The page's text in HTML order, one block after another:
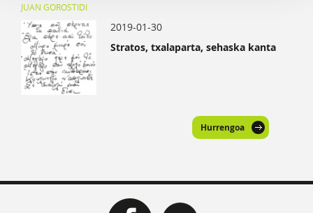
JUAN GOROSTIDI
2019-01-30
Stratos, txalaparta, sehaska kanta
Hurrengoa